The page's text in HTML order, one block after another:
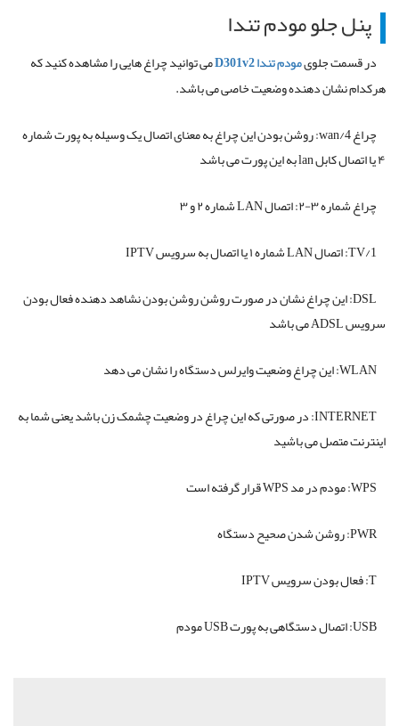
پنل جلو مودم تندا
در قسمت جلویمودم تنداD301v2می توانید چراغ هایی را مشاهده کنید که
هرکدام نشان دهنده وضعیت خاصی می باشد.
چراغwan/4: روشن بودن این چراغ به معنای اتصال یک وسیله به پورت شماره
۴ یا اتصال کابل
lanبه این پورت می باشد
چراغ شماره ۳-۲: اتصال
LANشماره ۲ و ۳
TV/1: اتصالLANشماره ۱ یا اتصال به سرویس
IPTV
DSL: این چراغ نشان در صورت روشن روشن بودن نشاهد دهنده فعال بودن
سرویسADSLمی باشد
WLAN: این چراغ وضعیت وایرلس دستگاه را نشان می دهد
INTERNET: در صورتی که این چراغ در وضعیت چشمک زن باشد یعنی شما به
اینترنت متصل می باشید
WPS: مودم در مدWPSقرار گرفته است
PWR: روشن شدن صحیح دستگاه
T: فعال بودن سرویسIPTV
USB: اتصال دستگاهی به پورتUSBمودم